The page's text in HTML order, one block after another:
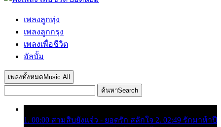
เพลงลูกทุ่ง
เพลงลูกกรุง
เพลงเพื่อชีวิต
อัลบั้ม
เพลงทั้งหมด Music All
ค้นหาSearch
1. 00:00 สามสิบยังแจ๋ว - ยอดรัก สลักใจ 2. 02:49 รักมาห้าปี